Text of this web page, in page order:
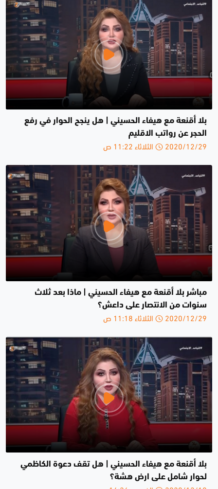
بلا أقنعة مع هيفاء الحسيني | هل ينجح الحوار في رفع
الحجر عن رواتب الاقليم
2020/12/29 الثلاثاء 11:22 ص
مباشر بلا أقنعة مع هيفاء الحسيني | ماذا بعد ثلاث
سنوات من الانتصار على داعش؟
2020/12/29 الثلاثاء 11:18 ص
بلا أقنعة مع هيفاء الحسيني | هل تقف دعوة الكاظمي
لحوار شامل على ارض هشة؟